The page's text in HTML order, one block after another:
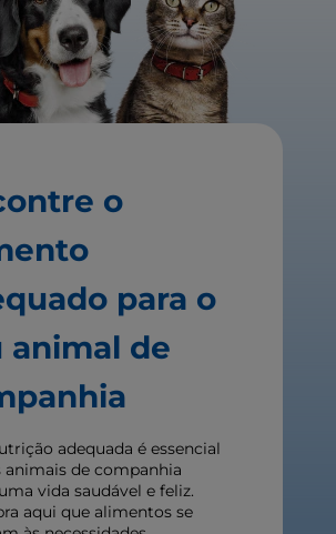
o
para o
animal de
adequada é essencial
animais de companhia
vida saudável e feliz.
aqui que alimentos se